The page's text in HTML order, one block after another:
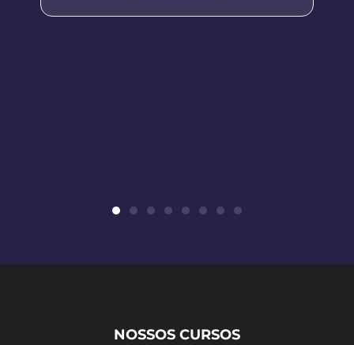
NOSSOS CURSOS